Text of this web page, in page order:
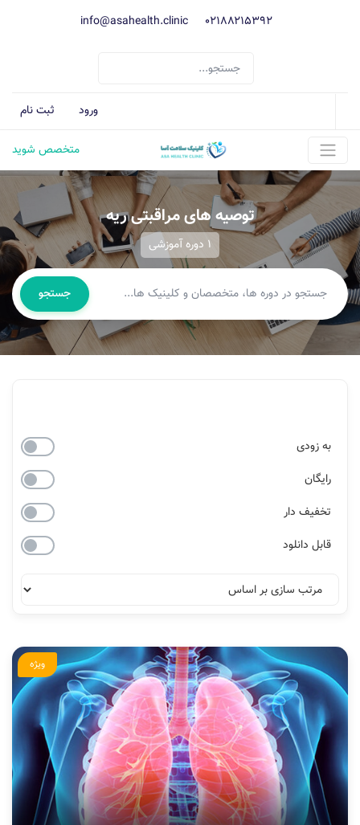
021۸۸۲۱۵۳۹۲ info@asahealth.clinic
ورود ثبت نام
متخصص شوید
توصیه های مراقبتی ریه
1 دوره آموزشی
جستجو
به زودی
رایگان
تخفیف دار
قابل دانلود
ویژه